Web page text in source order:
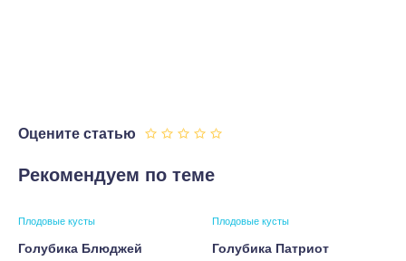
Оцените статью
Рекомендуем по теме
Плодовые кусты
Голубика Блюджей
Плодовые кусты
Голубика Патриот